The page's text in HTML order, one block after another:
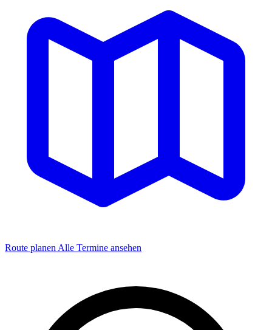
Route planen Alle Termine ansehen